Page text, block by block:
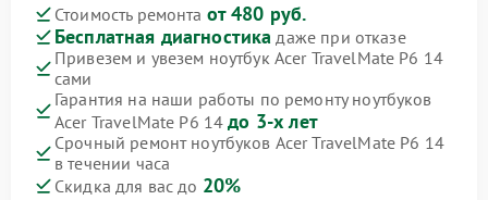
Стоимость ремонта от 480 руб.
Бесплатная диагностика даже при отказе
Привезем и увезем ноутбук Acer TravelMate P6 14
сами
Гарантия на наши работы по ремонту ноутбуков
Acer TravelMate P6 14до 3-х лет
Срочный ремонт ноутбуков Acer TravelMate P6 14
в течении часа
Скидка для вас до 20%